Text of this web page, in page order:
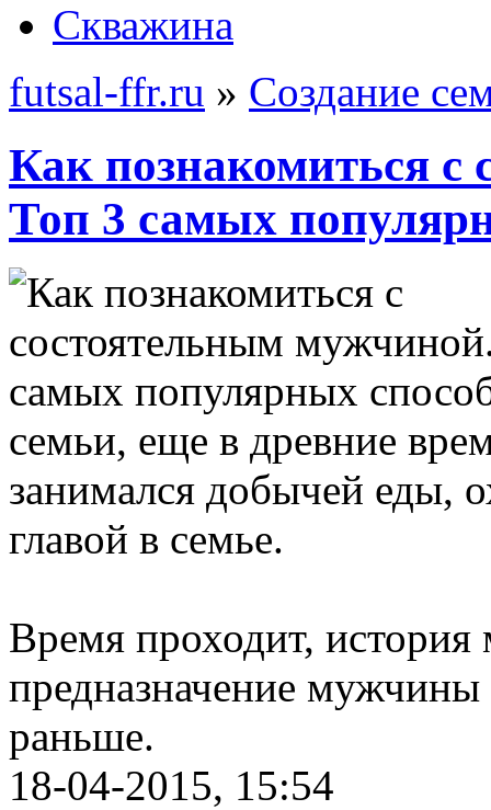
Скважина
futsal-ffr.ru » Создание
Как познакомиться с
Топ 3 самых
семьи, еще в древние
занимался добычей еды,
главой в семье.
Время проходит, история
предназначение мужчины
раньше.
18-04-2015, 15:54